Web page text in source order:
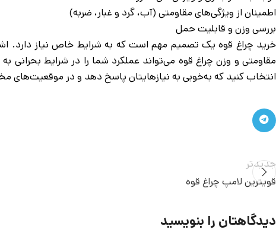
اطمینان از ویژگی‌های مقاومتی (آب، گرد و غبار، ضربه)
بررسی وزن و قابلیت حمل
خرید چراغ قوه یک تصمیم مهم است که به شرایط خاص نیاز دارد.
مقاومتی و وزن چراغ قوه می‌تواند عملکرد شما را در شرایط بحرانی
انتخاب کنید که به‌خوبی به نیازهایتان پاسخ دهد و در موقعیت‌های
جدیدتر
قویترین لامپ چراغ قوه
دیدگاهتان را بنویسید